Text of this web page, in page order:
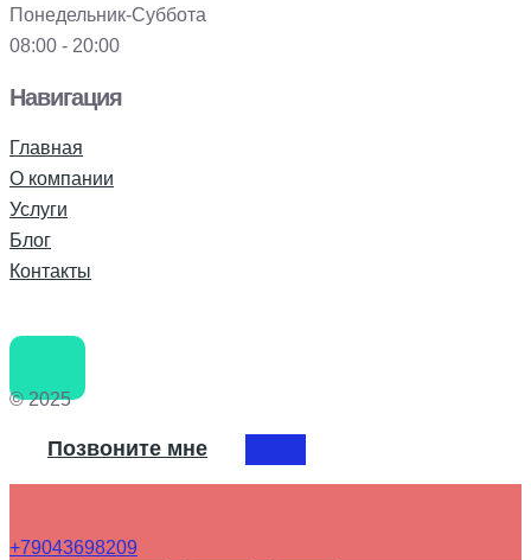
Понедельник-Суббота
08:00 - 20:00
Навигация
Главная
О компании
Услуги
Блог
Контакты
© 2025
Позвоните мне
+79043698209